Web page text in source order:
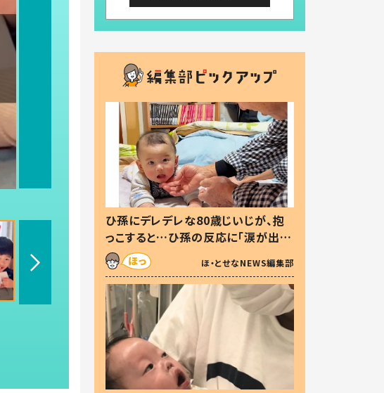
ひ孫にデレデレな80歳じいじが、抱
っこすると…ひ孫の反応に「涙が出ま
した」「可愛くて仕方ない」
ほ・とせなNEWS編集部